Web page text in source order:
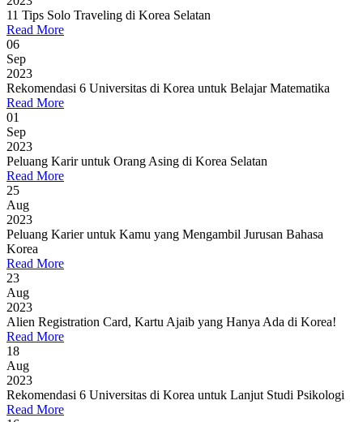
11 Tips Solo Traveling di Korea Selatan
Read More
06
Sep
2023
Rekomendasi 6 Universitas di Korea untuk Belajar Matematika
Read More
01
Sep
2023
Peluang Karir untuk Orang Asing di Korea Selatan
Read More
25
Aug
2023
Peluang Karier untuk Kamu yang Mengambil Jurusan Bahasa
Korea
Read More
23
Aug
2023
Alien Registration Card, Kartu Ajaib yang Hanya Ada di Korea!
Read More
18
Aug
2023
Rekomendasi 6 Universitas di Korea untuk Lanjut Studi Psikologi
Read More